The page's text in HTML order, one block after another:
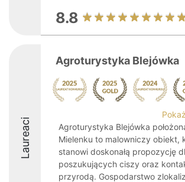
8.8
Laureaci
Agroturystyka Blejówka
Agroturystyka Blejówka
Mielenku to malowniczy obiekt,
stanowi doskonałą propozycję
poszukujących ciszy oraz
przyrodą. Gospodarstwo